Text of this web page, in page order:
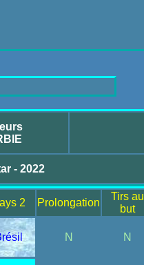
- 2022
2 Prolongation
Tirs au
but
N N